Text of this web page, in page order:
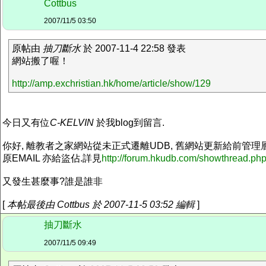
Cottbus
2007/11/5 03:50
原帖由 抽刀斷水於 2007-11-4 22:58 發表
網站搬了喔！
http://amp.exchristian.hk/home/article/show/129
今日又有位C-KELVIN 於我blog到留言.
你好, 離教者之家網站從未正式遷離UDB, 舊網站更新給前管理
原EMAIL 亦給盜佔.詳見http://forum.hkudb.com/
又發生甚麼事?誰是誰非
[本帖最後由 Cottbus 於 2007-11-5 03:52 編輯]
抽刀斷水
2007/11/5 09:49